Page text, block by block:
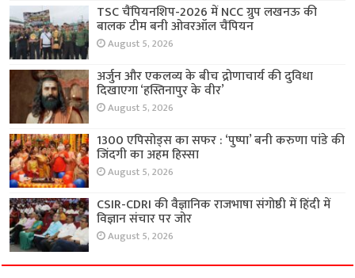
TSC चैंपियनशिप-2026 में NCC ग्रुप लखनऊ की
बालक टीम बनी ओवरऑल चैंपियन
August 5, 2026
अर्जुन और एकलव्य के बीच द्रोणाचार्य की दुविधा
दिखाएगा ‘हस्तिनापुर के वीर’
August 5, 2026
1300 एपिसोड्स का सफर : ‘पुष्पा’ बनी करुणा पांडे की
जिंदगी का अहम हिस्सा
August 5, 2026
CSIR-CDRI की वैज्ञानिक राजभाषा संगोष्ठी में हिंदी में
विज्ञान संचार पर जोर
August 5, 2026